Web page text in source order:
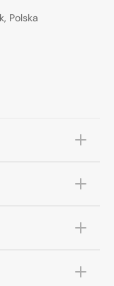
Polska